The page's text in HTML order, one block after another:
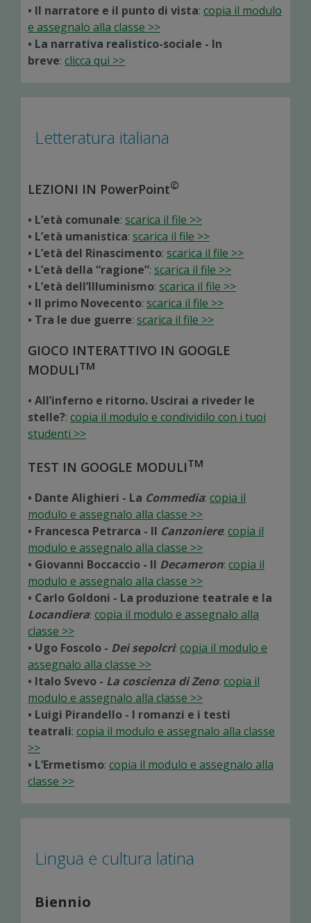
• Il narratore e il punto di vista: copia il modulo
e assegnalo alla classe >>
• La narrativa realistico-sociale - In
breve: clicca qui >>
Letteratura italiana
LEZIONI IN PowerPoint©
• L’età comunale: scarica il file >>
• L’età umanistica: scarica il file >>
• L’età del Rinascimento: scarica il file >>
• L’età della “ragione”: scarica il file >>
• L’età dell’Illuminismo: scarica il file >>
• Il primo Novecento: scarica il file >>
• Tra le due guerre: scarica il file >>
GIOCO INTERATTIVO IN GOOGLE
MODULITM
• All’inferno e ritorno. Uscirai a riveder le
stelle?: copia il modulo e condividilo con i tuoi
studenti >>
TEST IN GOOGLE MODULITM
• Dante Alighieri - La Commedia: copia il
modulo e assegnalo alla classe >>
• Francesca Petrarca - Il Canzoniere: copia il
modulo e assegnalo alla classe >>
• Giovanni Boccaccio - Il Decameron: copia il
modulo e assegnalo alla classe >>
• Carlo Goldoni - La produzione teatrale e la
Locandiera: copia il modulo e assegnalo alla
classe >>
• Ugo Foscolo - Dei sepolcri: copia il modulo e
assegnalo alla classe >>
• Italo Svevo - La coscienza di Zeno: copia il
modulo e assegnalo alla classe >>
• Luigi Pirandello - I romanzi e i testi
teatrali: copia il modulo e assegnalo alla classe
>>
• L’Ermetismo: copia il modulo e assegnalo alla
classe >>
Lingua e cultura latina
Biennio